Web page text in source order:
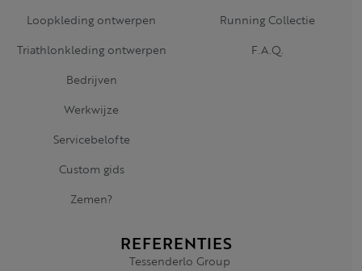
Loopkleding ontwerpen
Triathlonkleding ontwerpen
Bedrijven
Werkwijze
Servicebelofte
Custom gids
Zemen?
Running Collectie
F.A.Q.
REFERENTIES
Tessenderlo Group